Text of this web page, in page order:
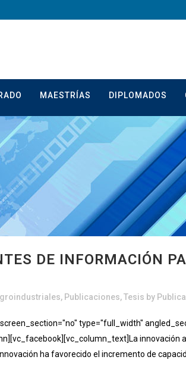
MAESTRÍAS DIPLOMADOS
DE INFORMACIÓN
, Publicaciones,Tesis by
type="full_width"
innovación
ha favorecido el incremento de